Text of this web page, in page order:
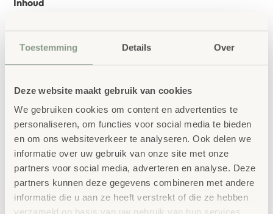
Toestemming Details Over
Deze website maakt gebruik van cookies
We gebruiken cookies om content en advertenties te
personaliseren, om functies voor social media te bieden
en om ons websiteverkeer te analyseren. Ook delen we
informatie over uw gebruik van onze site met onze
partners voor social media, adverteren en analyse. Deze
partners kunnen deze gegevens combineren met andere
informatie die u aan ze heeft verstrekt of die ze hebben
Inhoud
1 oplader
1 set standaard bewegingstegels
Vertrouwdbestellen bij School
Concept
School Concept is de specialist in
onderwijsmeubilair. Wij geloven dat een